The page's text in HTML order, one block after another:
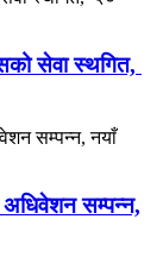
सेवा स्थगित,
अधिवेशन सम्पन्न,